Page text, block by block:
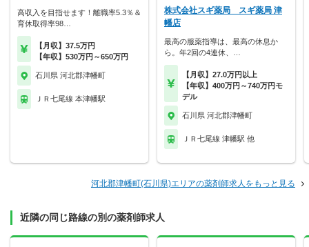
高収入を目指せます！離職率5.3％＆
育休取得率98…
【月収】37.5万円
【年収】530万円～650万円
石川県 河北郡津幡町
ＪＲ七尾線 本津幡駅
株式会社スギ薬局 スギ薬局 津
幡店
最高の服薬指導は、最高の休息か
ら。年2回の4連休、…
【月収】27.0万円以上
【年収】400万円～740万円モ
デル
石川県 河北郡津幡町
ＪＲ七尾線 津幡駅 他
河北郡津幡町(石川県)エリアの薬剤師求人をもっと見る
近隣の同じ路線の別の薬剤師求人